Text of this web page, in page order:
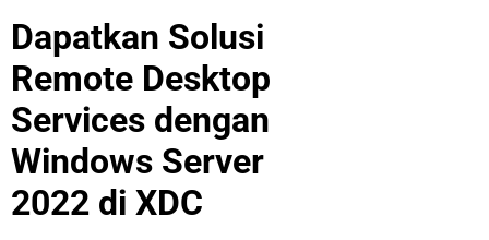
Dapatkan Solusi
Remote Desktop
Services dengan
Windows Server
2022 di XDC